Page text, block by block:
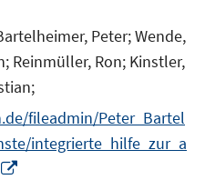
n
e
ö
f
n
n
Peter;Wende,
Reinmüller, Ron; Kinstler,
fileadmin/Peter_Bartel
integrierte_hilfe_zur_a